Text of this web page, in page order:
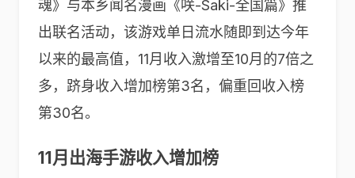
魂》与本乡闻名漫画《咲-Saki-全国篇》推
出联名活动，该游戏单日流水随即到达今年
以来的最高值，11月收入激增至10月的7倍之
多，跻身收入增加榜第3名，偏重回收入榜
第30名。
11月出海手游收入增加榜